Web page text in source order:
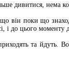
дивитися, нема
поки що
і до цього моменту
та йдуть.